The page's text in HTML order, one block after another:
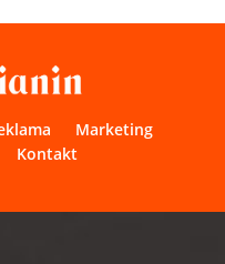
Marketing
Kontakt